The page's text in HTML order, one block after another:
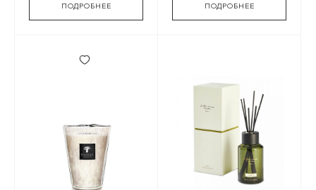
ПОДРОБНЕЕ ПОДРОБНЕЕ